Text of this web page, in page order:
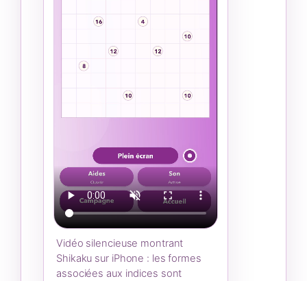
Vidéo silencieuse montrant
Shikaku sur iPhone : les formes
associées aux indices sont